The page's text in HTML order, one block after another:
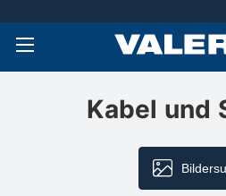
Kabel und